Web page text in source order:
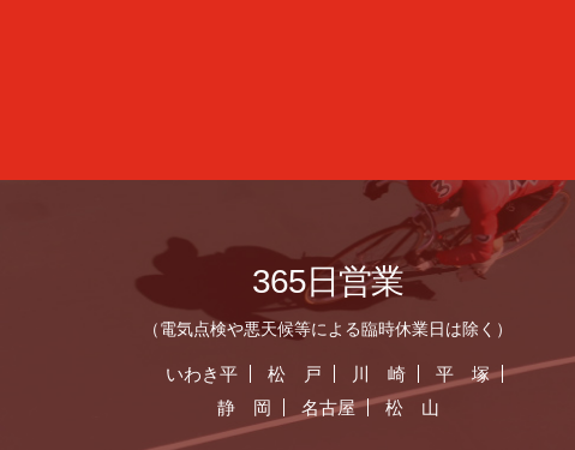
365日営業
（電気点検や悪天候等による臨時休業日は除く）
いわき平 松 戸 川 崎
平 塚
静 岡
名古屋 松 山